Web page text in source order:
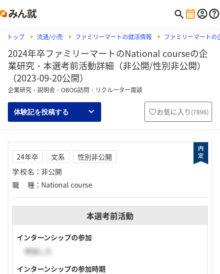
トップ 流通/小売 ファミリーマートの就活情報 ファミリーマートの
2024年卒ファミリーマートのNational courseの企
業研究・本選考前活動詳細（非公開/性別非公開）
（2023-09-20公開）
企業研究・説明会・OBOG訪問・リクルーター面談
体験記を投稿する お気に入り (7896)
24年卒 文系
性別非公開
学校名 ： 非公開
職種 ： National course
本選考前活動
インターンシップの参加
参加した
インターンシップの参加時期